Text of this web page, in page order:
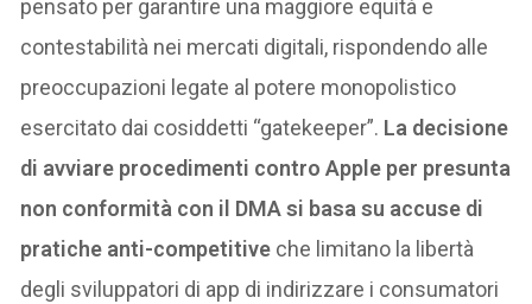
pensato per garantire una maggiore equità e
contestabilità nei mercati digitali, rispondendo alle
preoccupazioni legate al potere monopolistico
esercitato dai cosiddetti “gatekeeper”. La decisione
di avviare procedimenti contro Apple per presunta
non conformità con il DMA si basa su accuse di
pratiche anti-competitive che limitano la libertà
degli sviluppatori di app di indirizzare i consumatori